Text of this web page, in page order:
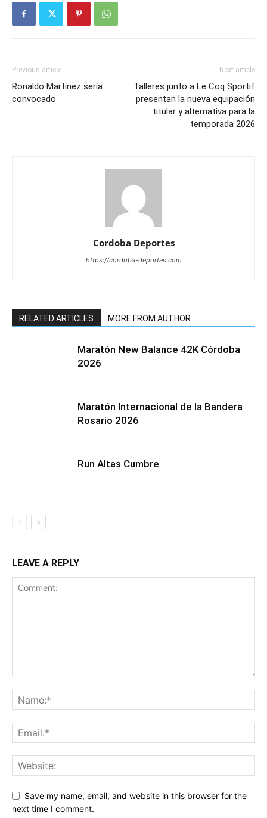
entradas
Previous article
Ronaldo Martínez sería
convocado
Next article
Talleres junto a Le Coq Sportif
presentan la nueva equipación
titular y alternativa para la
temporada 2026
Cordoba Deportes
https://cordoba-deportes.com
RELATED ARTICLES MORE FROM AUTHOR
Maratón New Balance 42K Córdoba
2026
Maratón Internacional de la Bandera
Rosario 2026
Run Altas Cumbre
LEAVE A REPLY
Save my name, email, and website in this browser for the
next time I comment.